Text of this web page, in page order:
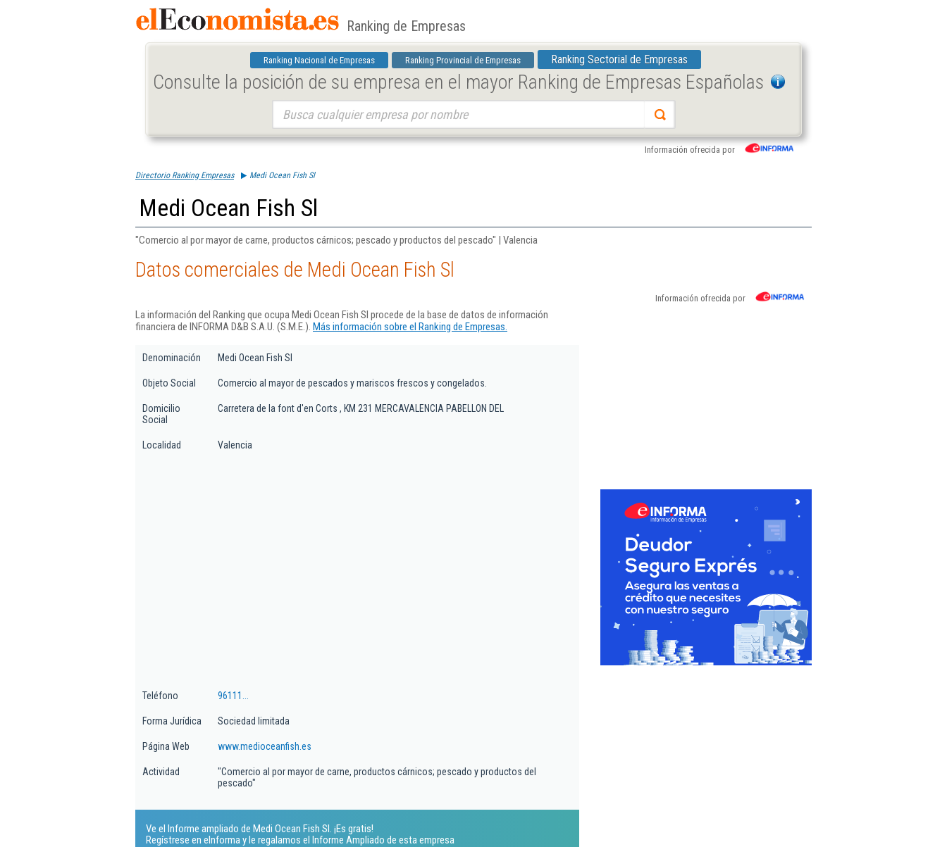
Ranking de Empresas
Ranking Nacional de Empresas Ranking Provincial de Empresas Ranking Sectorial de Empresas
Consulte la posición de su empresa en el mayor Ranking de Empresas Españolas
Información ofrecida por
Directorio Ranking Empresas Medi Ocean Fish Sl
Medi Ocean Fish Sl
"Comercio al por mayor de carne, productos cárnicos; pescado y productos del pescado" | Valencia
Datos comerciales de Medi Ocean Fish Sl
Información ofrecida por
La información del Ranking que ocupa Medi Ocean Fish Sl procede de la base de datos de información
financiera de INFORMA D&B S.A.U. (S.M.E.). Más información sobre el Ranking de Empresas.
Denominación Medi Ocean Fish Sl
Objeto Social Comercio al mayor de pescados y mariscos frescos y congelados.
Domicilio
Social
Carretera de la font d'en Corts , KM 231 MERCAVALENCIA PABELLON DEL
Localidad Valencia
Teléfono 96111...
Forma Jurídica Sociedad limitada
Página Web www.medioceanfish.es
Actividad
"Comercio al por mayor de carne, productos cárnicos; pescado y productos del
pescado"
Ve el Informe ampliado de Medi Ocean Fish Sl. ¡Es gratis!
Regístrese en eInforma y le regalamos el Informe Ampliado de esta empresa